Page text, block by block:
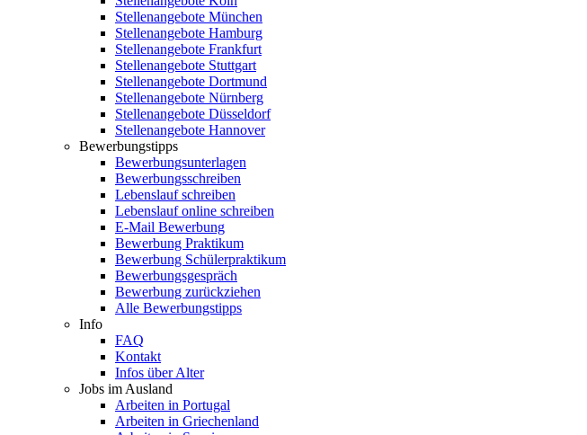
Stellenangebote München
Stellenangebote Hamburg
Stellenangebote Frankfurt
Stellenangebote Stuttgart
Stellenangebote Dortmund
Stellenangebote Nürnberg
Stellenangebote Düsseldorf
Stellenangebote Hannover
Bewerbungstipps
Bewerbungsunterlagen
Bewerbungsschreiben
Lebenslauf schreiben
Lebenslauf online schreiben
E-Mail Bewerbung
Bewerbung Praktikum
Bewerbung Schülerpraktikum
Bewerbungsgespräch
Bewerbung zurückziehen
Alle Bewerbungstipps
Info
FAQ
Kontakt
Infos über Alter
Jobs im Ausland
Arbeiten in Portugal
Arbeiten in Griechenland